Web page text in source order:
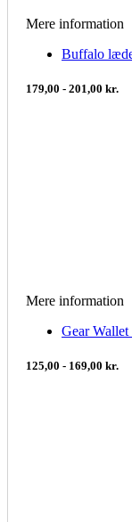
Mere information
Buffalo
179,00 - 201,00 kr.
Mere information
Gear
125,00 - 169,00 kr.